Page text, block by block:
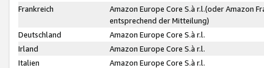
Frankreich
Amazon Europe Core S.à r.l.(oder Amazon
entsprechend der Mitteilung)
Deutschland
Amazon Europe Core S.à r.l.
Irland
Amazon Europe Core S.à r.l.
Italien
Amazon Europe Core S.à r.l.